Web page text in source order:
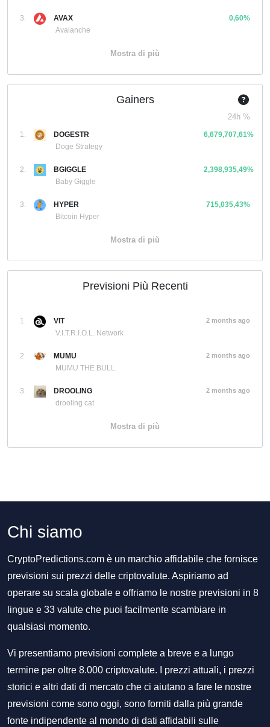
3.
AVAX
Avalanche
0,60%
Mostra di più
Gainers
24h %
1.
DOGESTR
Doge Strategy
6,679,707,61%
2.
BGIGGLE
Baby Giggle
2,398,935,49%
3.
HYPER
Bitcoin Hyper
715,035,43%
Mostra di più
Previsioni Più Recenti
1.
VIT
V.I.T.R.I.O.L. Network
2 months ago
2.
MUMU
MUMU THE BULL
2 months ago
3.
DROOLING
drooling cat
2 months ago
Mostra di più
Chi siamo
CryptoPredictions.com è un marchio affidabile che fornisce
previsioni sui prezzi delle criptovalute. Aspiriamo ad
operare su scala globale e offriamo le nostre previsioni in 8
lingue e 33 valute che puoi facilmente scambiare in
qualsiasi momento.
Vi presentiamo previsioni complete a breve e a lungo
termine per oltre 8.000 criptovalute. I prezzi attuali, i prezzi
storici e altri dati di mercato che ci aiutano a fare le nostre
previsioni come sono oggi, sono forniti dalla più grande
fonte indipendente al mondo di dati affidabili sulle